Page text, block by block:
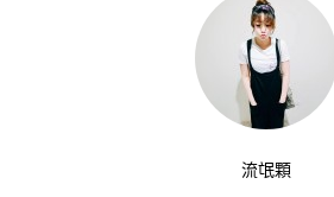
流氓顆